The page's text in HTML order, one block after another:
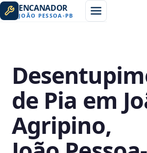
ENCANADOR
JOÃO PESSOA -PB
de Pia em
Agripino,